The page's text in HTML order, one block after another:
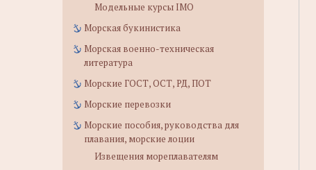
Модельные курсы IMO
Морская букинистика
Морская военно-техническая
литература
Морские ГОСТ, ОСТ, РД, ПОТ
Морские перевозки
Морские пособия, руководства для
плавания, морские лоции
Извещения мореплавателям